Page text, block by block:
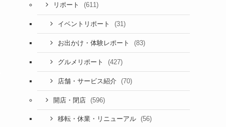
リポート (611)
イベントリポート (31)
お出かけ・体験レポート (83)
グルメリポート (427)
店舗・サービス紹介 (70)
開店・閉店 (596)
移転・休業・リニューアル (56)